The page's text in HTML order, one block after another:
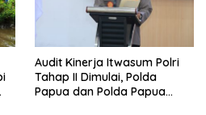
Audit Kinerja Itwasum Polri
Tahap II Dimulai, Polda
Papua dan Polda Papua